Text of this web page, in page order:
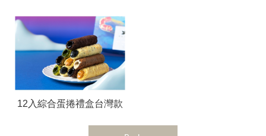
12入綜合蛋捲禮盒台灣款